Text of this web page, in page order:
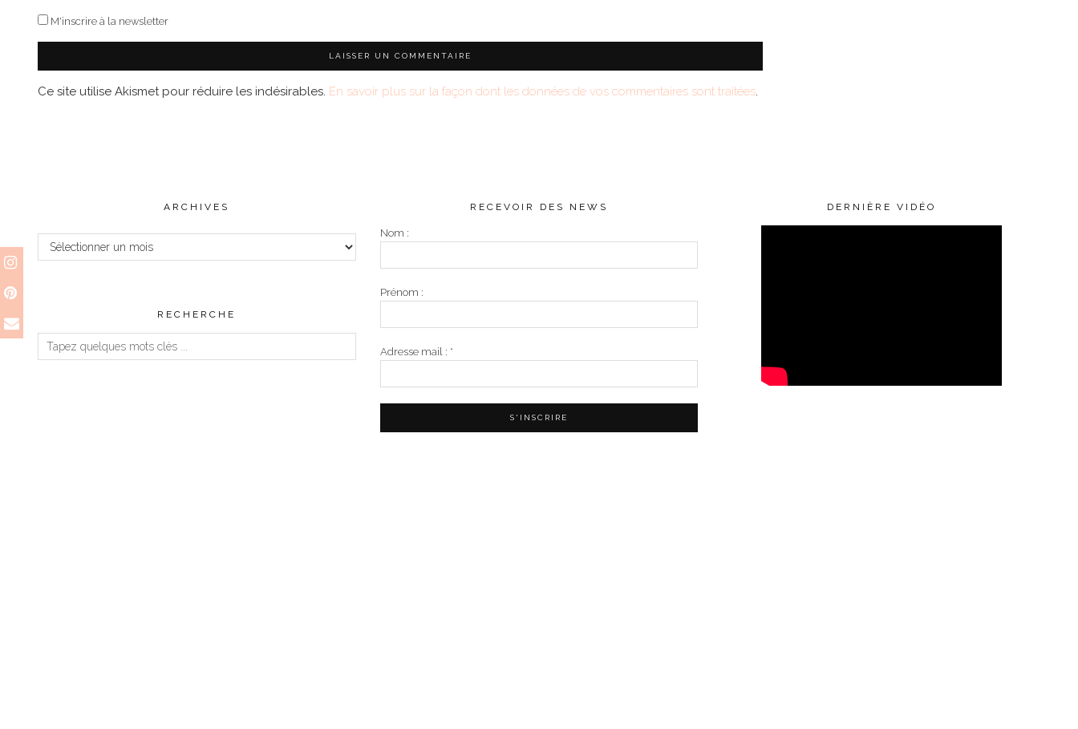
M'inscrire à la newsletter
Ce site utilise Akismet pour réduire les indésirables. En savoir plus sur la façon dont les données de vos commentaires sont traitées.
ARCHIVES
Archives
RECHERCHE
RECEVOIR DES NEWS
Nom :
Prénom :
Adresse mail : *
DERNIÈRE VIDÉO